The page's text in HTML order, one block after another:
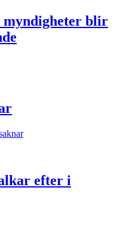
myndigheter blir
efter i